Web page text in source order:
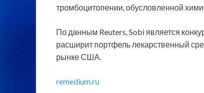
тромбоцитопении, обусловленной
По данным Reuters, Sobi является
расширит портфель лекарственный
рынке США.
remedium.ru